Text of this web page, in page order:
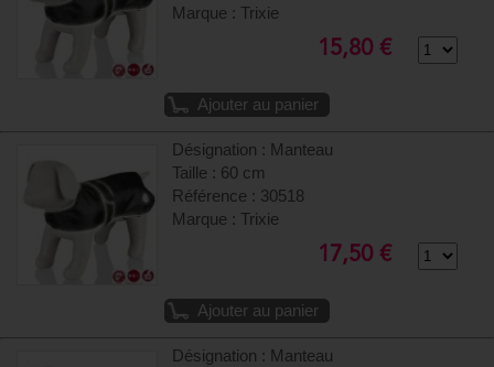
Marque : Trixie
15,80 €
Ajouter au panier
Désignation : Manteau
Taille : 60 cm
Référence : 30518
Marque : Trixie
17,50 €
Ajouter au panier
Désignation : Manteau